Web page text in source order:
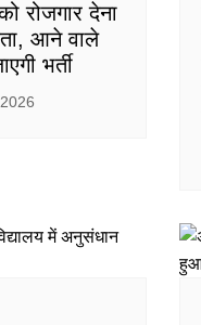
रोजगार देना
आने वाले
भर्ती